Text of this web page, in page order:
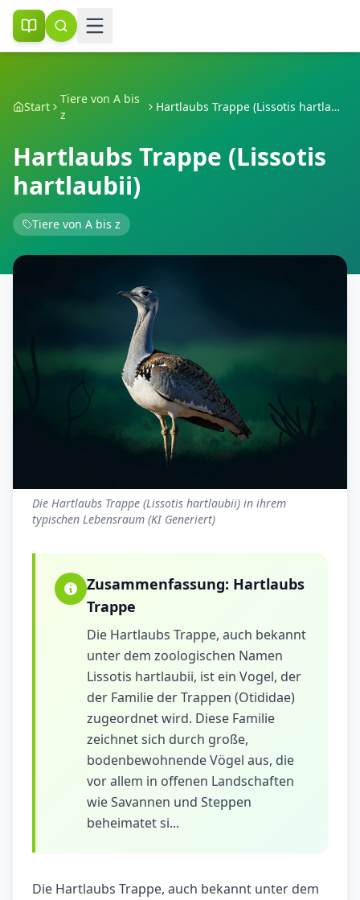
Start
Tiere von A bis
z
Hartlaubs Trappe (Lissotis hartlaubii)
Hartlaubs Trappe (Lissotis
hartlaubii)
Tiere von A bis z
Die Hartlaubs Trappe (Lissotis hartlaubii) in ihrem
typischen Lebensraum (KI Generiert)
Zusammenfassung: Hartlaubs
Trappe
Die Hartlaubs Trappe, auch bekannt
unter dem zoologischen Namen
Lissotis hartlaubii, ist ein Vogel, der
der Familie der Trappen (Otididae)
zugeordnet wird. Diese Familie
zeichnet sich durch große,
bodenbewohnende Vögel aus, die
vor allem in offenen Landschaften
wie Savannen und Steppen
beheimatet si...
Die Hartlaubs Trappe, auch bekannt unter dem